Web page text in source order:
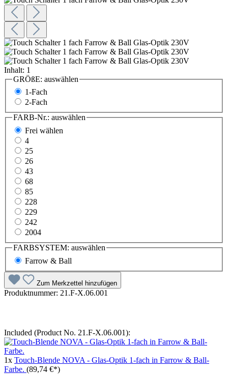
Inhalt: 1
GRÖßE: auswählen
1-Fach
2-Fach
FARB-Nr.: auswählen
Frei wählen
4
25
26
43
68
85
228
229
242
2004
FARBSYSTEM: auswählen
Farrow & Ball
Zum Merkzettel hinzufügen
Produktnummer: 21.F-X.06.001
Included (Product No. 21.F-X.06.001):
1x Touch-Blende NOVA - Glas-Optik 1-fach in Farrow & Ball-
Farbe. (89,74 €*)